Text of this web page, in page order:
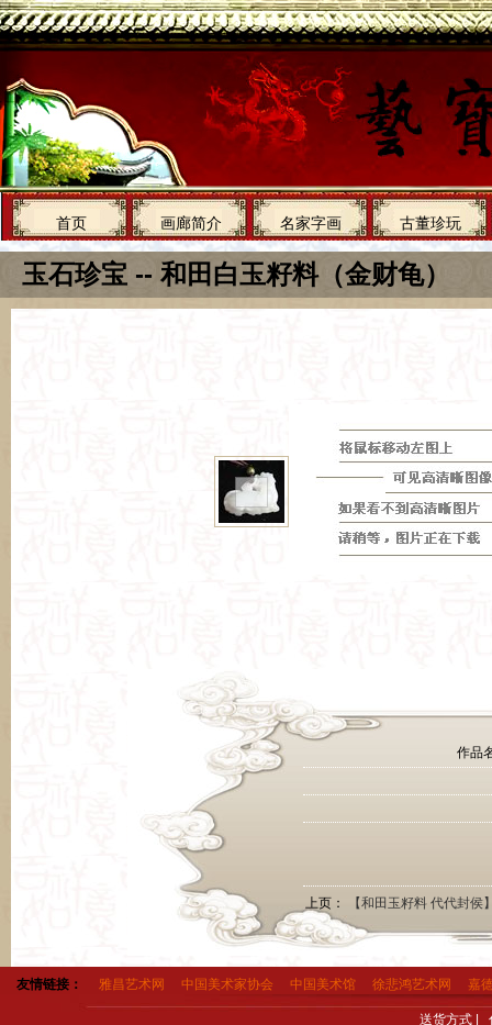
首页 画廊简介 名家字画 古董珍玩
玉石珍宝 -- 和田白玉籽料（金财龟）
作品
上页： 【和田玉籽料 代代封侯
友情链接： 雅昌艺术网 中国美术家协会 中国美术馆 徐悲鸿艺术网 嘉
送货方式|